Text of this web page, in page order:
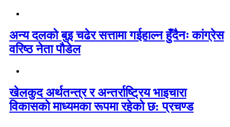
अन्य दलको बुइ चढेर सत्तामा गईहाल्न हुँदैनः कांग्रेस
वरिष्ठ नेता पौडेल
खेलकुद अर्थतन्त्र र अन्तर्राष्ट्रिय भाइचारा
विकासको माध्यमका रूपमा रहेको छ: प्रचण्ड